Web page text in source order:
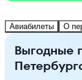
Авиабилеты О
Выгодные